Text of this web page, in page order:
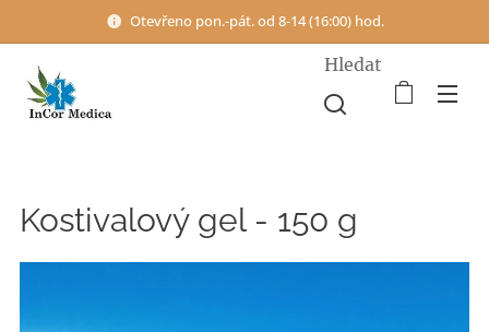
Otevřeno pon.-pát. od 8-14 (16:00) hod.
Hledat
Kostivalový gel - 150 g